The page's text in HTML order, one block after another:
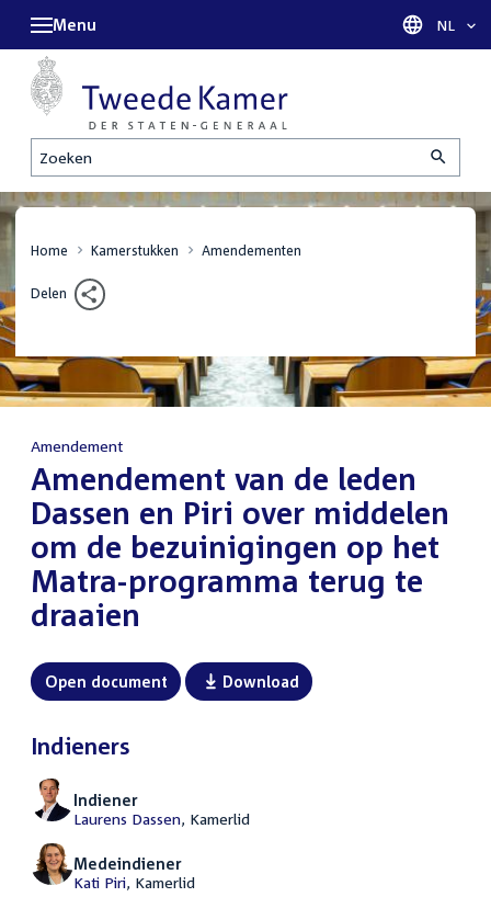
Zoeken
Menu Taal
NL
Home Kamerstukken Amendementen
Delen
Amendement
Amendement van de leden
Dassen en Piri over middelen
om de bezuinigingen op het
Matra-programma terug te
draaien
Open document Download
Indieners
Indiener
Laurens Dassen, Kamerlid
Medeindiener
Kati Piri, Kamerlid